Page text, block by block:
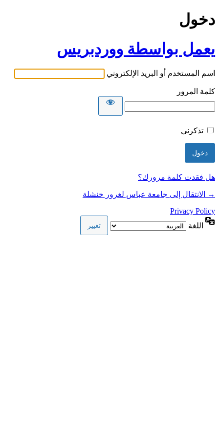
دخول
يعمل بواسطة ووردبريس
اسم المستخدم أو البريد الإلكتروني
كلمة المرور
تذكرني
هل فقدت كلمة مرورك؟
→ الانتقال إلى جامعة عباس لغرور خنشلة
Privacy Policy
اللغة